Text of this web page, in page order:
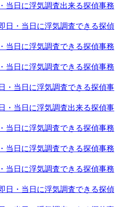
当日に浮気調査出来る探偵事務
日・当日に浮気調査できる探偵
当日に浮気調査できる探偵事務
当日に浮気調査できる探偵事務
・当日に浮気調査できる探偵事
・当日に浮気調査出来る探偵事
当日に浮気調査できる探偵事務
当日に浮気調査できる探偵事務
当日に浮気調査できる探偵事務
日・当日に浮気調査できる探偵